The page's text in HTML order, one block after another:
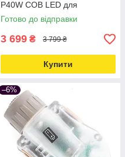
P40W COB LED для
фотозйомки Love&Life -
online-multimarket-
Готово до відправки
3 699 ₴ 3 799 ₴
Купити
–6%